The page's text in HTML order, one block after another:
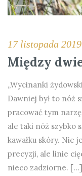
17 listopada 2019
Między
„Wycinanki
Dawniej był to nóż
pracować tym
ale taki nóż szybko
kawałku skóry. Nie
precyzji, ale linie
nieco zadziorne. […]